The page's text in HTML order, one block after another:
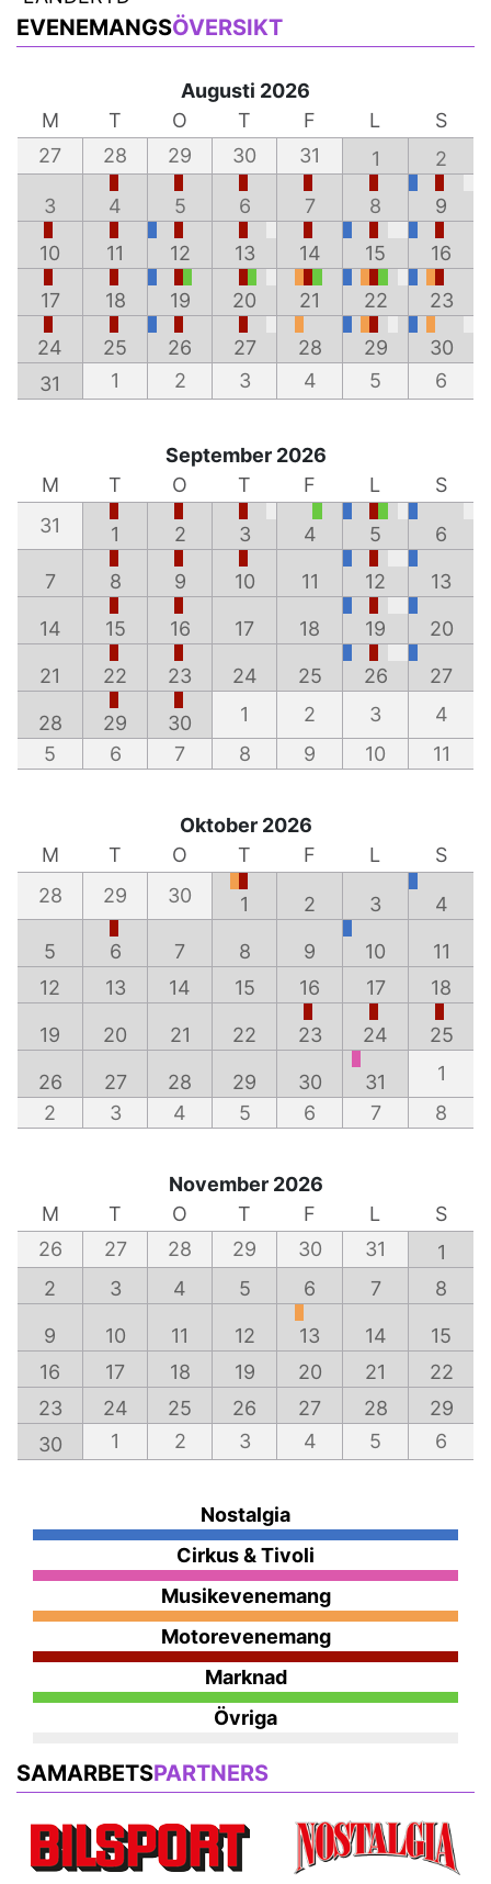
EVENEMANGSÖVERSIKT
Augusti 2026
M
T O T F L
S
27
28 29 30 31 1 2
3 4 5 6 7 8 9
10 11 12 13 14 15 16
17 18 19 20 21 22 23
24 25 26 27 28 29
30
31
1 2 3 4 5 6
September 2026
M
T O T F L
S
31
1 2 3 4 5 6
7 8 9 10 11 12 13
14 15 16 17 18 19 20
21 22 23 24 25 26 27
28 29 30 1 2 3
4
5
6 7 8 9 10 11
Oktober 2026
M
T O T F L
S
28
29 30 1 2 3 4
5 6 7 8 9 10
11
12
13 14 15 16 17 18
19 20 21 22 23 24 25
26 27 28 29 30 31
1
2
3 4 5 6 7 8
November 2026
M
T O T F L
S
26
27 28 29 30 31
1
2
3 4 5 6 7 8
9 10 11 12 13 14
15
16
17 18 19 20 21
22
23
24 25 26 27 28
29
30
1 2 3 4 5 6
Nostalgia
Cirkus & Tivoli
Musikevenemang
Motorevenemang
Marknad
Övriga
SAMARBETSPARTNERS